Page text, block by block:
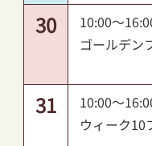
30
10:00～
ゴールデン
31
10:00～
ウィーク10